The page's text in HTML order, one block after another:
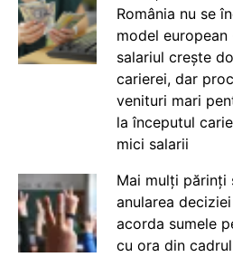
România nu se
model
salariul crește
carierei, dar
venituri mari
la începutul
mici salarii
Mai mulți
anularea
acorda sumele
cu ora din